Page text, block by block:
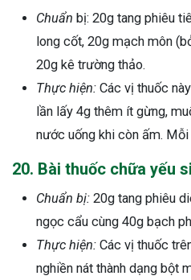
Chuẩn bị: 20g tang phiêu
long cốt, 20g mạch môn
20g kê trường thảo.
Thực hiện: Các vị thuốc
lần lấy 4g thêm ít gừng,
nước uống khi còn ấm. Mỗi
20. Bài thuốc chữa yếu
Chuẩn bị: 20g tang phiêu
ngọc cẩu cùng 40g bạch
Thực hiện: Các vị thuốc
nghiền nát thành dạng bột